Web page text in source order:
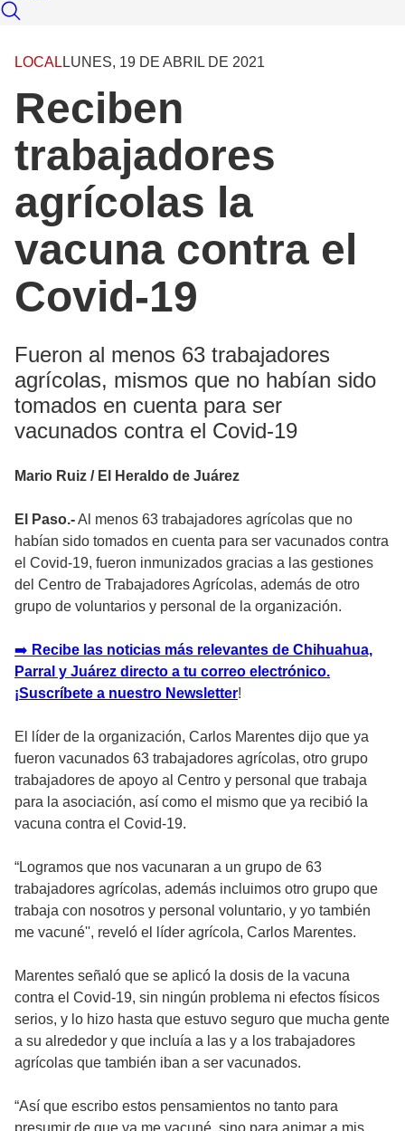
LOCAL LUNES, 19 DE ABRIL DE 2021
Reciben
trabajadores
agrícolas la
vacuna contra el
Covid-19
Fueron al menos 63 trabajadores
agrícolas, mismos que no habían sido
tomados en cuenta para ser
vacunados contra el Covid-19
Mario Ruiz / El Heraldo de Juárez
El Paso.-Al menos 63 trabajadores agrícolas que no
habían sido tomados en cuenta para ser vacunados contra
el Covid-19, fueron inmunizados gracias a las gestiones
del Centro de Trabajadores Agrícolas, además de otro
grupo de voluntarios y personal de la organización.
➡ ️ Recibe las noticias más relevantes de Chihuahua,
Parral y Juárez directo a tu correo electrónico.
¡Suscríbete a nuestro Newsletter!
El líder de la organización, Carlos Marentes dijo que ya
fueron vacunados 63 trabajadores agrícolas, otro grupo
trabajadores de apoyo al Centro y personal que trabaja
para la asociación, así como el mismo que ya recibió la
vacuna contra el Covid-19.
“Logramos que nos vacunaran a un grupo de 63
trabajadores agrícolas, además incluimos otro grupo que
trabaja con nosotros y personal voluntario, y yo también
me vacuné'', reveló el líder agrícola, Carlos Marentes.
Marentes señaló que se aplicó la dosis de la vacuna
contra el Covid-19, sin ningún problema ni efectos físicos
serios, y lo hizo hasta que estuvo seguro que mucha gente
a su alrededor y que incluía a las y a los trabajadores
agrícolas que también iban a ser vacunados.
“Así que escribo estos pensamientos no tanto para
presumir de que ya me vacuné, sino para animar a mis